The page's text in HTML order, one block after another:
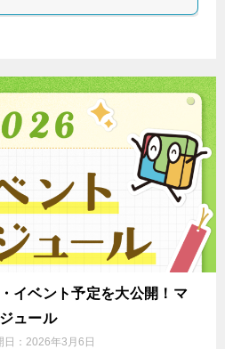
イベント予定を大公開！マ
ュール
日： 2026年3月6日